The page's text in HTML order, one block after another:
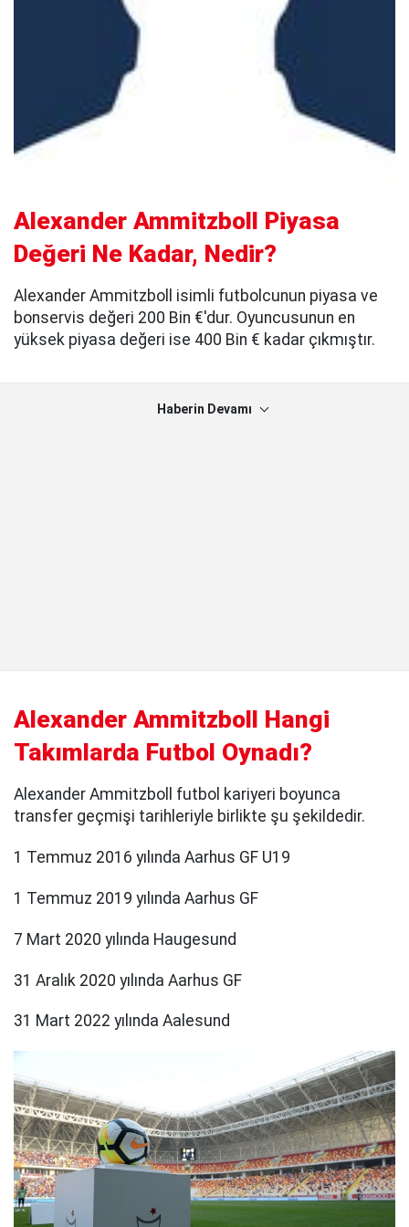
Alexander Ammitzboll Piyasa
Değeri Ne Kadar, Nedir?
Alexander Ammitzboll isimli futbolcunun piyasa ve
bonservis değeri 200 Bin €'dur. Oyuncusunun en
yüksek piyasa değeri ise 400 Bin € kadar çıkmıştır.
Haberin Devamı
Alexander Ammitzboll Hangi
Takımlarda Futbol Oynadı?
Alexander Ammitzboll futbol kariyeri boyunca
transfer geçmişi tarihleriyle birlikte şu şekildedir.
1 Temmuz 2016 yılında Aarhus GF U19
1 Temmuz 2019 yılında Aarhus GF
7 Mart 2020 yılında Haugesund
31 Aralık 2020 yılında Aarhus GF
31 Mart 2022 yılında Aalesund